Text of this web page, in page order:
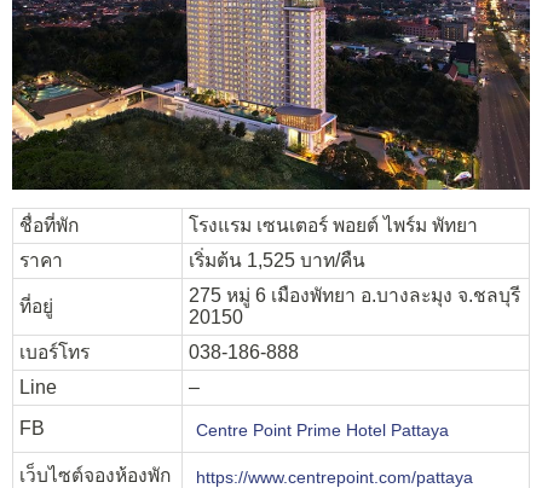
ชื่อที่พัก
โรงแรม เซนเตอร์ พอยต์ ไพร์ม พัทยา
ราคา
เริ่มต้น 1,525 บาท/คืน
ที่อยู่
275 หมู่ 6 เมืองพัทยา อ.บางละมุง จ.ชลบุรี
20150
เบอร์โทร
038-186-888
Line
–
FB
Centre Point Prime Hotel Pattaya
เว็บไซต์จองห้องพัก https://www.centrepoint.com/pattaya